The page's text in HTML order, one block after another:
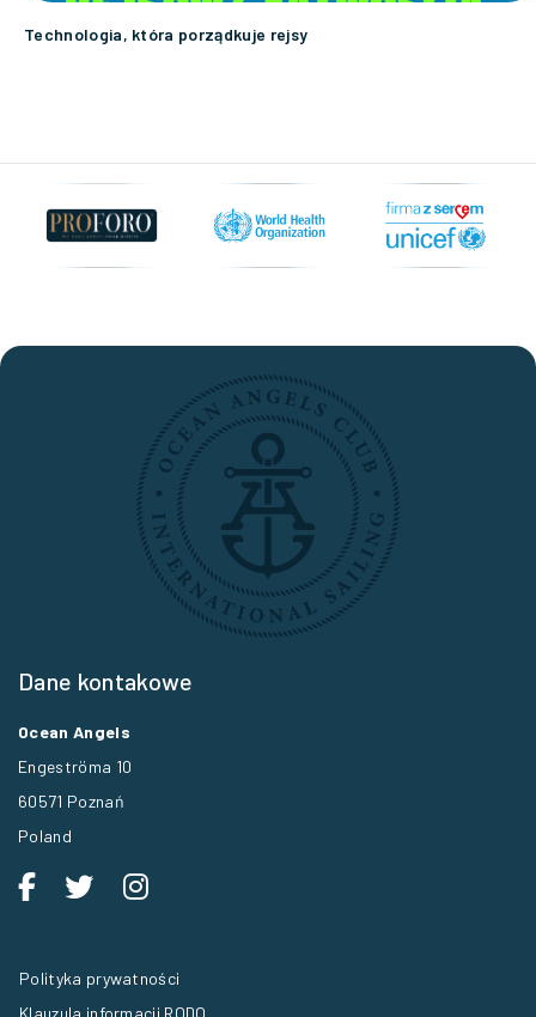
Technologia, która porządkuje rejsy
Dane kontakowe
Ocean Angels
Engeströma 10
60571 Poznań
Poland
Polityka prywatności
Klauzula informacji RODO